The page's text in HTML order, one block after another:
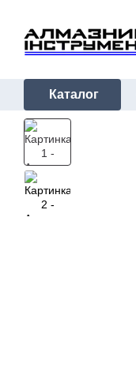
Каталог